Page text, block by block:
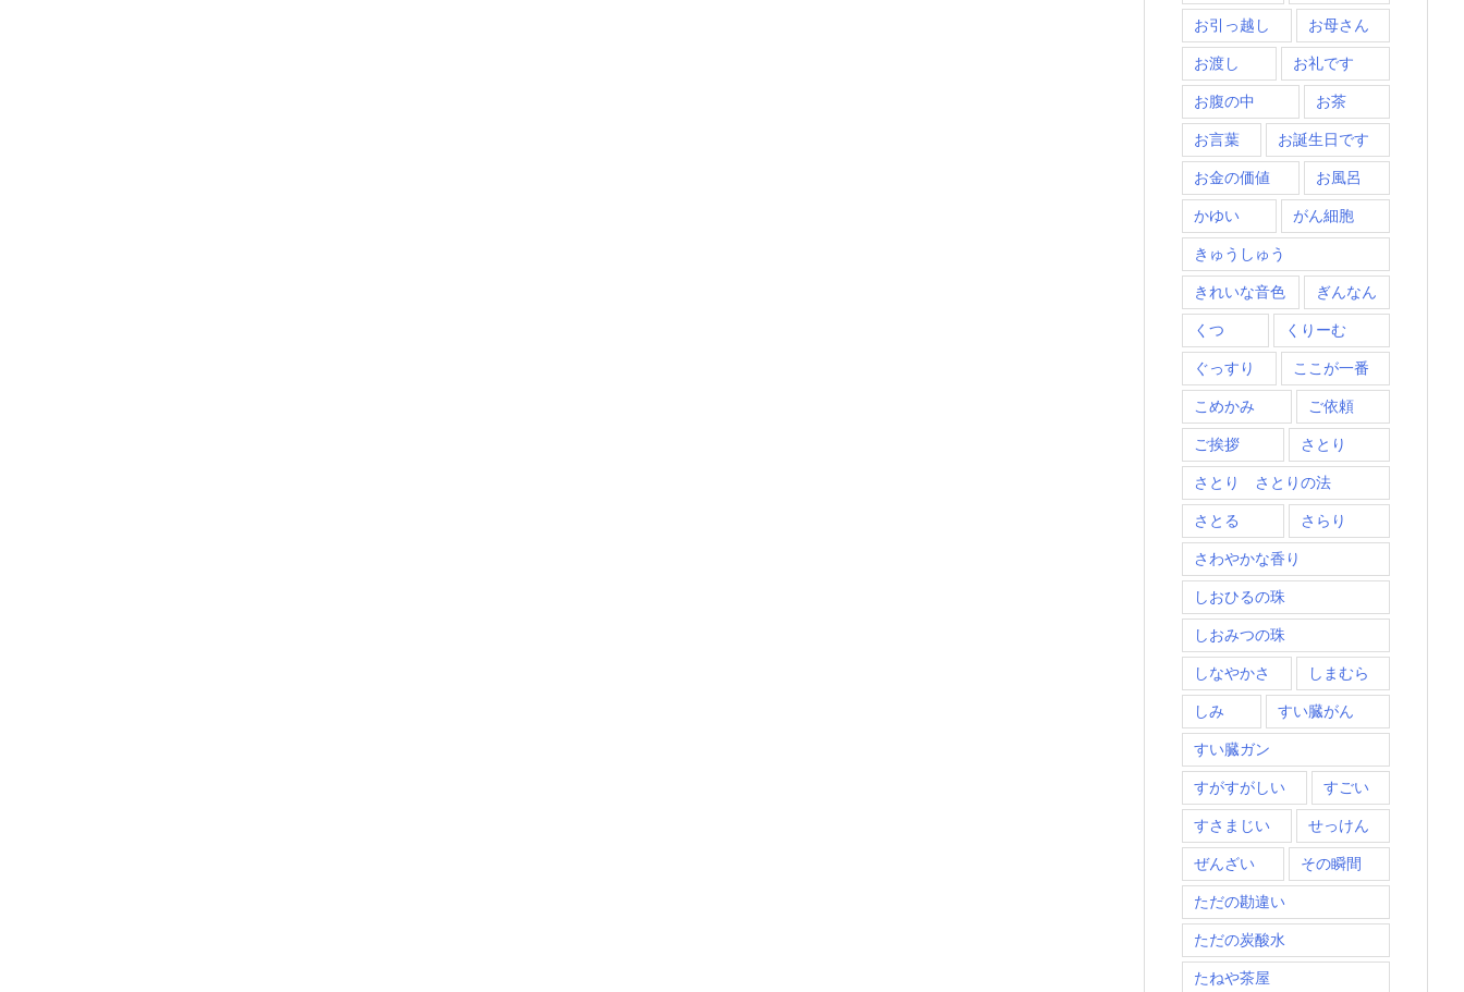
お引っ越し お母さん
お渡し お礼です
お腹の中 お茶
お言葉 お誕生日です
お金の価値 お風呂
かゆい がん細胞
きゅうしゅう
きれいな音色 ぎんなん
くつ くりーむ
ぐっすり ここが一番
こめかみ ご依頼
ご挨拶 さとり
さとり さとりの法
さとる さらり
さわやかな香り
しおひるの珠
しおみつの珠
しなやかさ しまむら
しみ すい臓がん
すい臓ガン
すがすがしい すごい
すさまじい せっけん
ぜんざい その瞬間
ただの勘違い
ただの炭酸水
たねや茶屋